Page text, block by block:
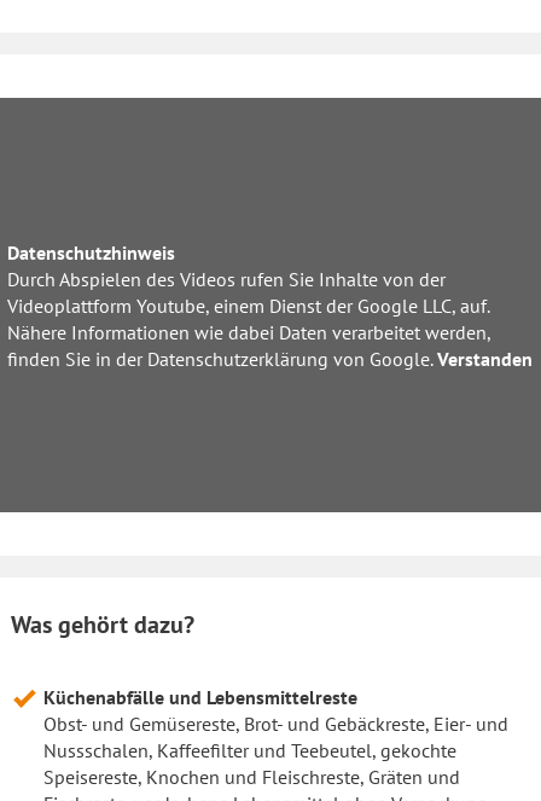
Datenschutzhinweis
Durch Abspielen des Videos rufen Sie Inhalte von der
Videoplattform Youtube, einem Dienst der Google LLC, auf.
Nähere Informationen wie dabei Daten verarbeitet werden,
finden Sie in der Datenschutzerklärung von Google.Verstanden
Was gehört dazu?
Küchenabfälle und Lebensmittelreste
Obst- und Gemüsereste, Brot- und Gebäckreste, Eier- und
Nussschalen, Kaffeefilter und Teebeutel, gekochte
Speisereste, Knochen und Fleischreste, Gräten und